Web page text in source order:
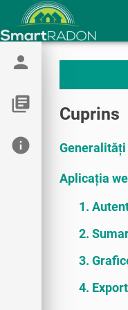
person
library_books
info
Cuprins
Generalități
Aplicația
1.
2.
3.
4.